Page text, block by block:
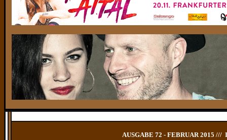
AUSGABE 72 - FEBRUAR 2015 ///